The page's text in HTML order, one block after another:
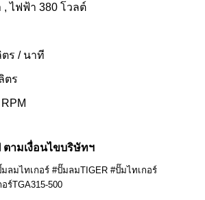
, ไฟฟ้า 380 โวลต์
ร / นาที
ตร
ามเงื่อนไขบริษัทฯ
ลมไทเกอร์ #ปั๊มลมTIGER #ปั๊มไทเกอร์
ร์TGA315-500